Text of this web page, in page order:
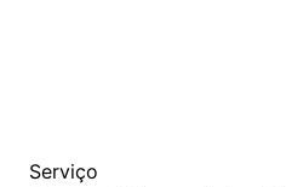
Serviço